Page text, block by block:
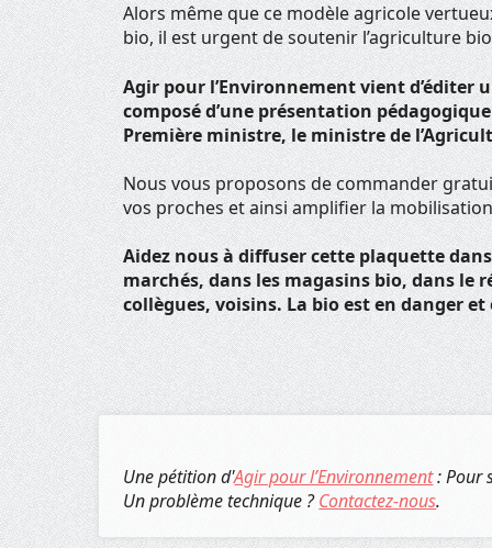
Alors même que ce modèle agricole
bio, il est urgent de soutenir l’agriculture
Agir pour l’Environnement vient
composé d’une présentation
Première ministre, le ministre de
Nous vous proposons de commander
vos proches et ainsi amplifier la
Aidez nous à diffuser cette plaquette
marchés, dans les magasins bio, dans le
collègues, voisins. La bio est en danger
Une pétition d'Agir pour l’Environnement: Pour
Un problème technique ?Contactez-nous.